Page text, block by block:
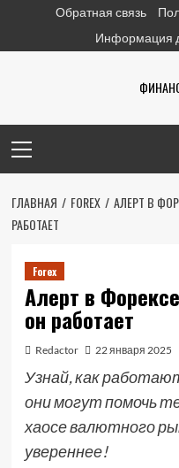
содержимому
Обратная связь
Информация
меню
ГЛАВНАЯ FOREX
АЛЕРТ В
РАБОТАЕТ
Forex
Алерт в
он работает
Redactor 22 января 2025
Узнай, как
они могут помочь
хаосе валютного
увереннее!